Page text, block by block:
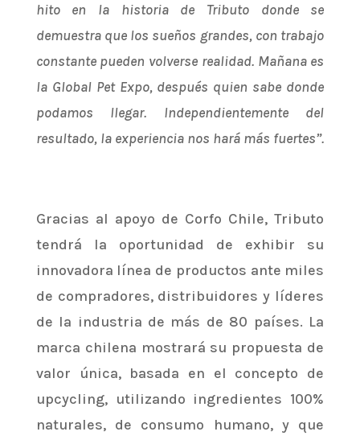
hito en la historia de Tributo donde se
demuestra que los sueños grandes, con trabajo
constante pueden volverse realidad. Mañana es
la Global Pet Expo, después quien sabe donde
podamos llegar. Independientemente del
resultado, la experiencia nos hará más fuertes”.
Gracias al apoyo de Corfo Chile, Tributo
tendrá la oportunidad de exhibir su
innovadora línea de productos ante miles
de compradores, distribuidores y líderes
de la industria de más de 80 países. La
marca chilena mostrará su propuesta de
valor única, basada en el concepto de
upcycling, utilizando ingredientes 100%
naturales, de consumo humano, y que